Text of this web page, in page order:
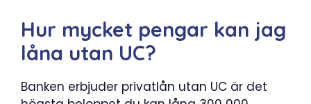
Hur mycket pengar kan jag
låna utan UC?
Banken erbjuder privatlån utan UC är det